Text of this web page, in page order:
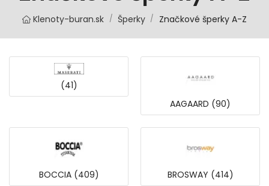
Klenoty-buran.sk / Šperky / Značkové šperky A-Z
(41)
AAGAARD (90)
BOCCIA (409) BROSWAY (414)